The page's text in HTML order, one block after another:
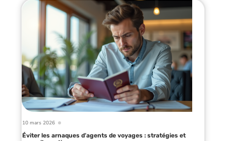
10 mars 2026
Éviter les arnaques d’agents de voyages : stratégies et